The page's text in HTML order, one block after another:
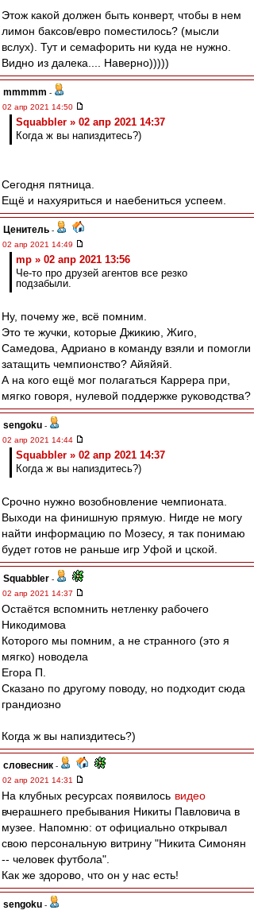
Этож какой должен быть конверт, чтобы в нем
лимон баксов/евро поместилось? (мысли
вслух). Тут и семафорить ни куда не нужно.
Видно из далека.... Наверно)))))
mmmmm -
02 апр 2021 14:50
Squabbler » 02 апр 2021 14:37
Когда ж вы напиздитесь?)
Сегодня пятница.
Ещё и нахуяриться и наебениться успеем.
Ценитель -
02 апр 2021 14:49
mp » 02 апр 2021 13:56
Че-то про друзей агентов все резко
подзабыли.
Ну, почему же, всё помним.
Это те жучки, которые Джикию, Жиго,
Самедова, Адриано в команду взяли и помогли
затащить чемпионство? Айяйяй.
А на кого ещё мог полагаться Каррера при,
мягко говоря, нулевой поддержке руководства?
sengoku -
02 апр 2021 14:44
Squabbler » 02 апр 2021 14:37
Когда ж вы напиздитесь?)
Срочно нужно возобновление чемпионата.
Выходи на финишную прямую. Нигде не могу
найти информацию по Мозесу, я так понимаю
будет готов не раньше игр Уфой и цской.
Squabbler -
02 апр 2021 14:37
Остаётся вспомнить нетленку рабочего
Никодимова
Которого мы помним, а не странного (это я
мягко) новодела
Егора П.
Сказано по другому поводу, но подходит сюда
грандиозно
Когда ж вы напиздитесь?)
словесник -
02 апр 2021 14:31
На клубных ресурсах появилось видео
вчерашнего пребывания Никиты Павловича в
музее. Напомню: от официально открывал
свою персональную витрину "Никита Симонян
-- человек футбола".
Как же здорово, что он у нас есть!
sengoku -